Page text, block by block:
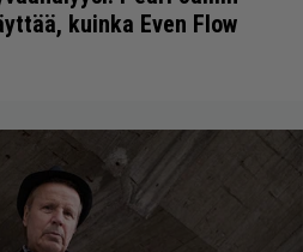
kuinka Even Flow